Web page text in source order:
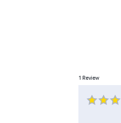
1 Review